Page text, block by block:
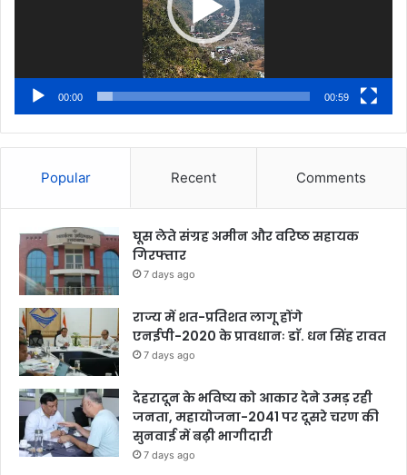
00:00 00:59
Popular Recent Comments
घूस लेते संग्रह अमीन और वरिष्ठ सहायक
गिरफ्तार
7 days ago
राज्य में शत-प्रतिशत लागू होंगे
एनईपी-2020 के प्रावधानः डाॅ. धन सिंह रावत
7 days ago
देहरादून के भविष्य को आकार देने उमड़ रही
जनता, महायोजना-2041 पर दूसरे चरण की
सुनवाई में बढ़ी भागीदारी
7 days ago